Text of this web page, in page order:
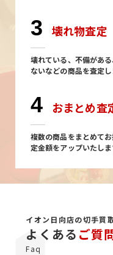
3 壊れ物査定
壊れている、不備があ
ないなどの商品を査定し
4 おまとめ査
複数の商品をまとめて
定金額をアップいたしま
イオン日向店の切手買
よくある ご質
Faq